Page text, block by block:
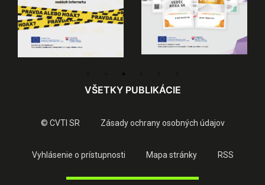
VŠETKY PUBLIKÁCIE
© CVTI SR Zásady ochrany osobných údajov
Vyhlásenie o prístupnosti Mapa stránky RSS